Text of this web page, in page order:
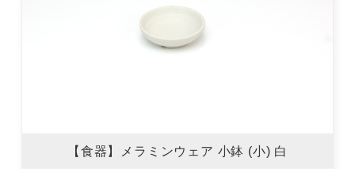
【食器】メラミンウェア 小鉢 (小) 白